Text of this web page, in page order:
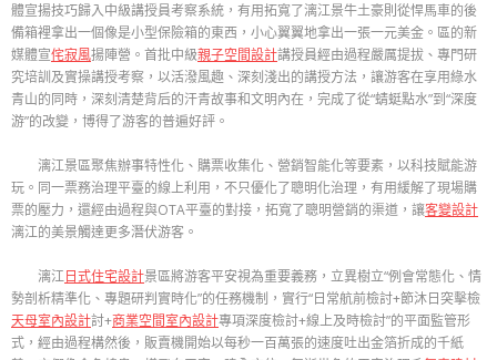
體宣揚技巧歸入中級講授員考察系統，有用拓寬了漓江景牛土豪則從悍馬車的後
備箱裡拿出一個像是小型保險箱的東西，小心翼翼地拿出一張一元美金。區的新
媒體宣侘寂風揚陣營。首批中級親子空間設計講授員經由過程嚴厲提拔、專門研
究培訓及實操講授考察，以活潑風趣、深刻淺出的講授方法，讓游客在享用綠水
青山的同時，深刻清楚背后的汗青故事和文明內在，完成了從“蜻蜓點水”到“深度
游”的改變，博得了游客的普遍好評。
漓江景區聚焦辦事特性化、購票收集化、營銷智能化等要素，以科技賦能游
玩。同一票務治理平臺的線上利用，不只優化了聰明化治理，有用緩解了現場購
票的壓力，還經由過程與OTA平臺的對接，拓寬了聰明營銷的渠道，讓客變設計
漓江的美景觸達更多潛伏游客。
漓江日式住宅設計景區將游客平安視為重要義務，立異樹立“例會常態化、情
勢剖析精準化、專題研判實時化”的任務機制，實行“日常航前檢討+節沐日突擊檢
天母室內設計討+商業空間室內設計專項深度檢討+線上及時檢討”的平面監管形
式，經由過程構然後，販賣機開始以每秒一百萬張的速度吐出金箔折成的千紙